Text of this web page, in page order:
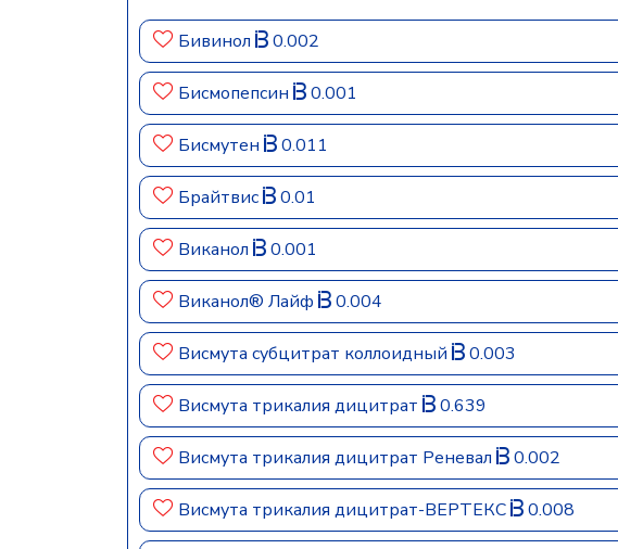
Бивинол 0.002
Бисмопепсин 0.001
Бисмутен 0.011
Брайтвис 0.01
Виканол 0.001
Виканол® Лайф 0.004
Висмута субцитрат коллоидный 0.003
Висмута трикалия дицитрат 0.639
Висмута трикалия дицитрат Реневал 0.002
Висмута трикалия дицитрат-ВЕРТЕКС 0.008